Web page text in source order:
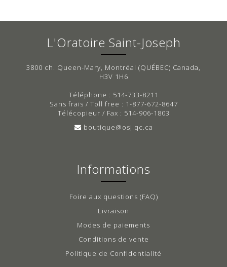
L'Oratoire Saint-Joseph
3800 ch. Queen-Mary, Montréal (QUÉBEC) Canada,
H3V 1H6
Téléphone : 514-733-8211
Sans frais / Toll free : 1-877-672-8647
Télécopieur / Fax : 514-906-1803
boutique@osj.qc.ca
Informations
Foire aux questions (FAQ)
Livraison
Modes de paiements
Conditions de vente
Politique de Confidentialité